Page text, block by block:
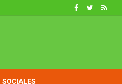
SOCIALES